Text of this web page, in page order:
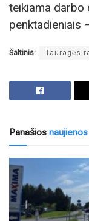
teikiama darbo
penktadieniais
Šaltinis: Tauragės
Panašios naujienos